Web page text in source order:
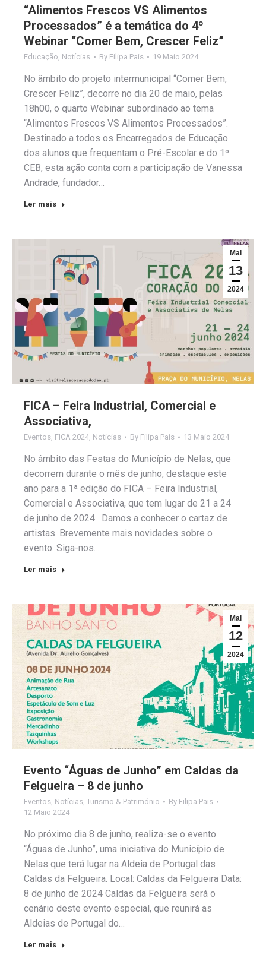
“Alimentos Frescos VS Alimentos
Processados” é a temática do 4º
Webinar “Comer Bem, Crescer Feliz”
Educação, Notícias By Filipa Pais 19 Maio 2024
No âmbito do projeto intermunicipal “Comer Bem,
Crescer Feliz”, decorre no dia 20 de maio, pelas
18h00, o quarto Webinar subordinado ao tema
“Alimentos Frescos VS Alimentos Processados”.
Destinado a todos os Encarregados de Educação
dos alunos que frequentam o Pré-Escolar e do 1º
CEB, esta ação conta com a participação de Vanessa
Andrade, fundador…
Ler mais
Mai
13
2024
FICA – Feira Industrial, Comercial e
Associativa,
Eventos FICA 2024 Notícias By Filipa Pais 13 Maio 2024
No âmbito das Festas do Município de Nelas, que
decorrem durante o mês de junho, destaque este
ano para a 1ª edição do FICA – Feira Industrial,
Comercial e Associativa, que tem lugar de 21 a 24
de junho de 2024. Damos a conhecer o cartaz de
artistas. Brevemente mais novidades sobre o
evento. Siga-nos…
Ler mais
Mai
12
2024
Evento “Águas de Junho” em Caldas da
Felgueira – 8 de junho
Eventos Notícias Turismo & Património By Filipa Pais
12 Maio 2024
No próximo dia 8 de junho, realiza-se o evento
“Águas de Junho”, uma iniciativa do Município de
Nelas que terá lugar na Aldeia de Portugal das
Caldas da Felgueira. Local: Caldas da Felgueira Data:
8 de junho de 2024 Caldas da Felgueira será o
cenário deste evento especial, que reunirá as
Aldeias de Portugal do…
Ler mais